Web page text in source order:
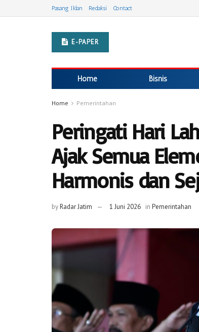
Pasang Iklan Redaksi Contact
E-PAPER
Home Bisnis
Home Pemerintahan
Peringati Hari
Ajak Semua
Harmonis dan
byRadar Jatim 1 Juni 2026 in Pemerintahan